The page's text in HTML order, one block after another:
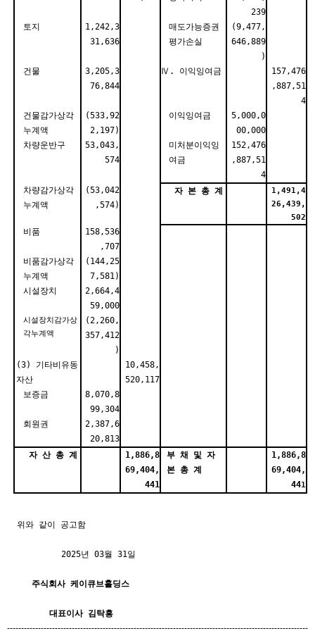
239
토지
1,242,3
31,636
매도가능증권
평가손실
(9,477,
646,889
)
건물
3,205,3
76,844
Ⅳ. 이익잉여금
157,476
,887,51
4
건물감가상각
누계액
(533,92
2,197)
이익잉여금
5,000,0
00,000
차량운반구
53,043,
574
미처분이익잉
여금
152,476
,887,51
4
차량감가상각
누계액
(53,042
,574)
자 본 총 계
1,491,4
26,439,
502
비품
158,536
,707
비품감가상각
누계액
(144,25
7,581)
시설장치
2,664,4
59,000
시설장치감가상
각누계액
(2,260,
357,412
)
(3) 기타비유동
자산
10,458,
520,117
보증금
8,070,8
99,304
회원권
2,387,6
20,813
자 산 총 계
1,886,8
69,404,
441
부 채 및 자
본 총 계
1,886,8
69,404,
441
위와 같이 공고함
2025년 03월 31일
주식회사 케이큐브홀딩스
대표이사 김탁흥
-----------------------------------------------------------------------------------------------------------